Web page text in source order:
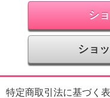
シ
ショ
特定商取引法に基づく